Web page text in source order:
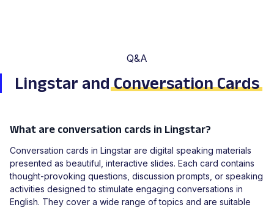
Q&A
Lingstar andConversation Cards
What are conversation cards in Lingstar?
Conversation cards in Lingstar are digital speaking materials
presented as beautiful, interactive slides. Each card contains
thought-provoking questions, discussion prompts, or speaking
activities designed to stimulate engaging conversations in
English. They cover a wide range of topics and are suitable